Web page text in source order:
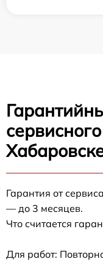
Гарантия от
— до 3 месяцев.
Что считается
Для работ: